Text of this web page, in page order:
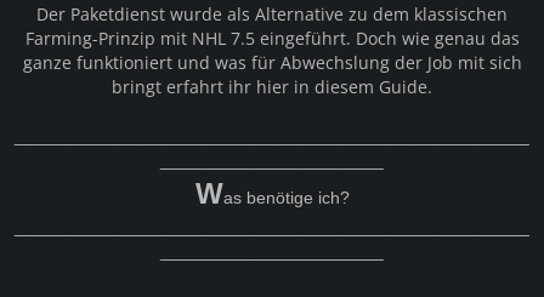
Der Paketdienst wurde als Alternative zu dem klassischen
Farming-Prinzip mit NHL 7.5 eingeführt. Doch wie genau das
ganze funktioniert und was für Abwechslung der Job mit sich
bringt erfahrt ihr hier in diesem Guide.
Was benötige ich?